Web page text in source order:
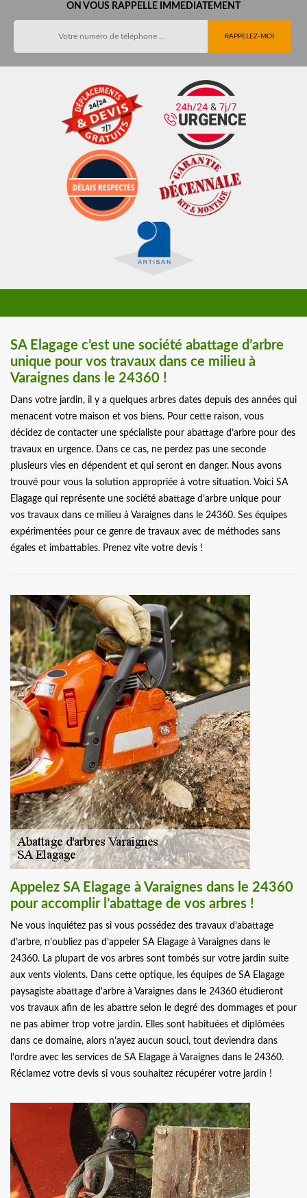
ON VOUS RAPPELLE IMMEDIATEMENT
SA Elagage c’est une société abattage d’arbre
unique pour vos travaux dans ce milieu à
Varaignes dans le 24360 !
Dans votre jardin, il y a quelques arbres dates depuis des années qui
menacent votre maison et vos biens. Pour cette raison, vous
décidez de contacter une spécialiste pour abattage d’arbre pour des
travaux en urgence. Dans ce cas, ne perdez pas une seconde
plusieurs vies en dépendent et qui seront en danger. Nous avons
trouvé pour vous la solution appropriée à votre situation. Voici SA
Elagage qui représente une société abattage d’arbre unique pour
vos travaux dans ce milieu à Varaignes dans le 24360. Ses équipes
expérimentées pour ce genre de travaux avec de méthodes sans
égales et imbattables. Prenez vite votre devis !
Appelez SA Elagage à Varaignes dans le 24360
pour accomplir l’abattage de vos arbres !
Ne vous inquiétez pas si vous possédez des travaux d’abattage
d’arbre, n’oubliez pas d’appeler SA Elagage à Varaignes dans le
24360. La plupart de vos arbres sont tombés sur votre jardin suite
aux vents violents. Dans cette optique, les équipes de SA Elagage
paysagiste abattage d'arbre à Varaignes dans le 24360 étudieront
vos travaux afin de les abattre selon le degré des dommages et pour
ne pas abimer trop votre jardin. Elles sont habituées et diplômées
dans ce domaine, alors n’ayez aucun souci, tout deviendra dans
l’ordre avec les services de SA Elagage à Varaignes dans le 24360.
Réclamez votre devis si vous souhaitez récupérer votre jardin !